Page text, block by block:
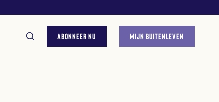
ABONNEER NU MIJN BUITENLEVEN